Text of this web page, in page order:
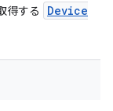
得する
Device